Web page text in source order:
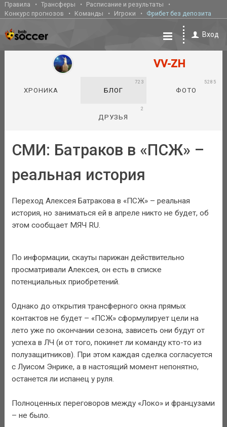
Правила Трансферы
Расписание и результаты
Конкурс прогнозов
Команды Игроки Фрибет без депозита
Вход
VV-ZH
ХРОНИКА БЛОГ
723
ФОТО
5285
ДРУЗЬЯ
2
СМИ: Батраков в «ПСЖ» –
реальная история
Переход Алексея Батракова в «ПСЖ» – реальная
история, но заниматься ей в апреле никто не будет, об
этом сообщает МЯЧ RU.
По информации, скауты парижан действительно
просматривали Алексея, он есть в списке
потенциальных приобретений.
Однако до открытия трансферного окна прямых
контактов не будет – «ПСЖ» сформулирует цели на
лето уже по окончании сезона, зависеть они будут от
успеха в ЛЧ (и от того, покинет ли команду кто-то из
полузащитников). При этом каждая сделка согласуется
с Луисом Энрике, а в настоящий момент непонятно,
останется ли испанец у руля.
Полноценных переговоров между «Локо» и французами
– не было.